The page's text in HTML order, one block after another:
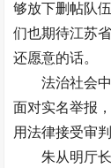
够放下删帖队
们也期待江苏
还愿意的话。
法治社会
面对实名举报
用法律接受审
朱从明厅